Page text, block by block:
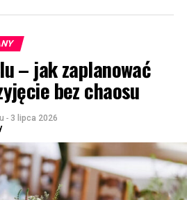
– jak zaplanować
bez chaosu
- 3 lipca 2026